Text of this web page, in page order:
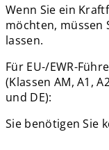
Wenn Sie ein
möchten, müssen
lassen.
Für EU-/EWR-
(Klassen AM, A1,
und DE):
Sie benötigen Sie